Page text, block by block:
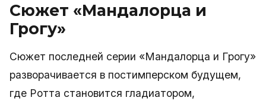
Сюжет «Мандалорца и
Грогу»
Сюжет последней серии «Мандалорца и Грогу»
разворачивается в постимперском будущем,
где Ротта становится гладиатором,